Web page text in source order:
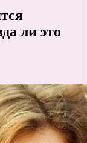
ли это